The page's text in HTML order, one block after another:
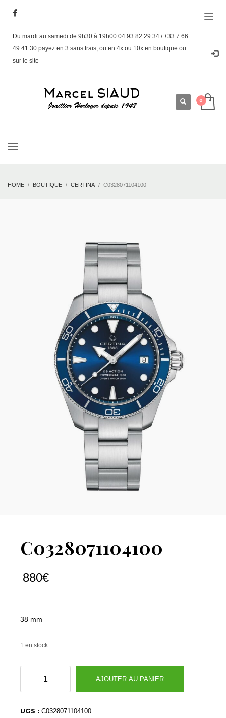
Du mardi au samedi de 9h30 à 19h00 04 93 82 29 34 / +33 7 66
49 41 30 payez en 3 sans frais, ou en 4x ou 10x en boutique ou
sur le site
HOME BOUTIQUE CERTINA C0328071104100
C0328071104100
880€
38 mm
1 en stock
C0328071104100
AJOUTER AU PANIER
UGS : C0328071104100